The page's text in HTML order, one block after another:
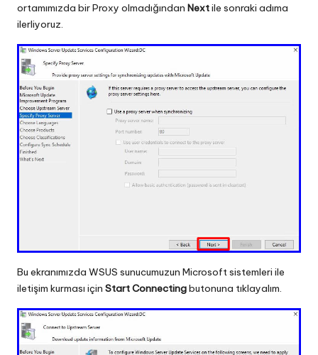
ortamımızda bir Proxy olmadığından Nextile sonraki adıma
ilerliyoruz.
Bu ekranımızda WSUS sunucumuzun Microsoft sistemleri ile
iletişim kurması için Start Connectingbutonuna tıklayalım.